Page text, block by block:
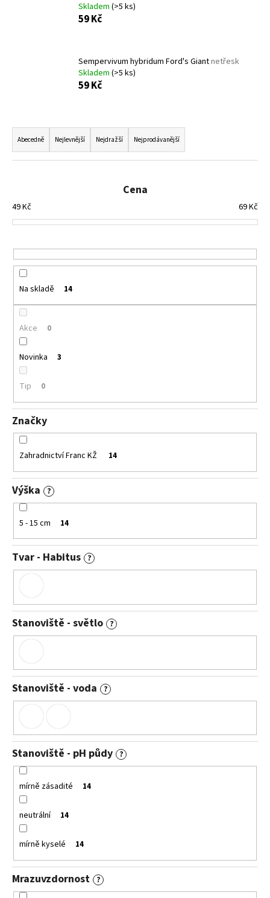
Skladem (>5 ks)
59 Kč
Sempervivum hybridum Ford's Giantnetřesk
Skladem (>5 ks)
59 Kč
Ř
a
z
í
p
o
d
k
Abecedně Nejlevnější Nejdražší Nejprodávanější
Cena
49Kč 69Kč
Na skladě 14
Akce 0
Novinka 3
Tip 0
Značky
Zahradnictví Franc KŽ 14
Výška ?
5 - 15 cm 14
Tvar - Habitus ?
Stanoviště - světlo ?
Stanoviště - voda ?
Stanoviště - pH půdy ?
mírně zásadité 14
neutrální 14
mírně kyselé 14
Mrazuvzdornost ?
HLEDAT
o
p
r
u
m
CRYPTOMERIA
JAPONICA
LITTLE
CHAMPION
KRYPTOMERIE
JAPONSKÁ
793
Kč